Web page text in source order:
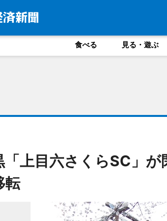
食べる 見る・遊ぶ
「上目六さくらSC」
転